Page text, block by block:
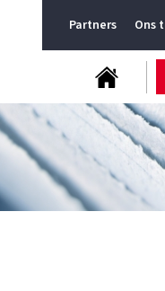
Partners Ons